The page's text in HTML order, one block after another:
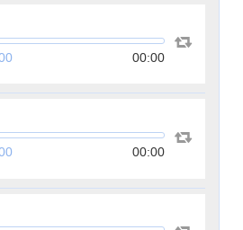
00:00
00:00